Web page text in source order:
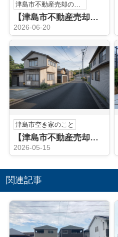
津島市不動産売却のこと
【津島市不動産売却】不動産売却査定
2026-06-20
津島市空き家のこと
【津島市不動産売却】津島市の空き家売却でお悩みですか？相談の流れと注意点をやさしく解説
2026-05-15
関連記事